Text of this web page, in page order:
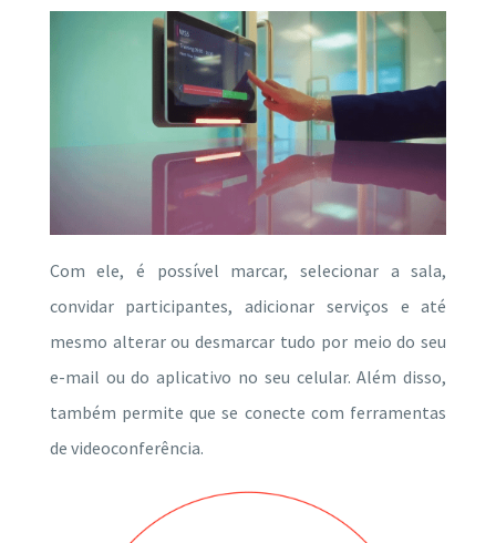
Com ele, é possível marcar, selecionar a sala,
convidar participantes, adicionar serviços e até
mesmo alterar ou desmarcar tudo por meio do seu
e-mail ou do aplicativo no seu celular. Além disso,
também permite que se conecte com ferramentas
de videoconferência.